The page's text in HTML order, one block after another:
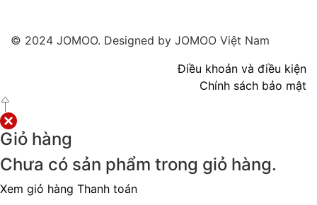
© 2024 JOMOO. Designed by JOMOO Việt Nam
Điều khoản và điều kiện
Chính sách bảo mật
Giỏ hàng
Chưa có sản phẩm trong giỏ hàng.
Xem giỏ hàng Thanh toán